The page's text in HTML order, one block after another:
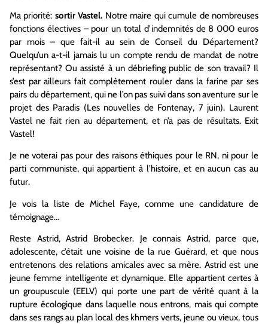
Ma priorité: sortir Vastel. Notre maire qui cumule de nombreuses
fonctions électives – pour un total d’indemnités de 8 000 euros
par mois – que fait-il au sein de Conseil du Département?
Quelqu’un a-t-il jamais lu un compte rendu de mandat de notre
représentant? Ou assisté à un débriefing public de son travail? Il
s’est par ailleurs fait complètement rouler dans la farine par ses
pairs du département, qui ne l’on pas suivi dans son aventure sur le
projet des Paradis (Les nouvelles de Fontenay, 7 juin). Laurent
Vastel ne fait rien au département, et n’a pas de résultats. Exit
Vastel!
Je ne voterai pas pour des raisons éthiques pour le RN, ni pour le
parti communiste, qui appartient à l’histoire, et en aucun cas au
futur.
Je vois la liste de Michel Faye, comme une candidature de
témoignage…
Reste Astrid, Astrid Brobecker. Je connais Astrid, parce que,
adolescente, c’était une voisine de la rue Guérard, et que nous
entretenons des relations amicales avec sa mère. Astrid est une
jeune femme intelligente et dynamique. Elle appartient certes à
un groupuscule (EELV) qui porte une part de vérité quant à la
rupture écologique dans laquelle nous entrons, mais qui compte
dans ses rangs au plan local des khmers verts, jeune ou vieux, tous